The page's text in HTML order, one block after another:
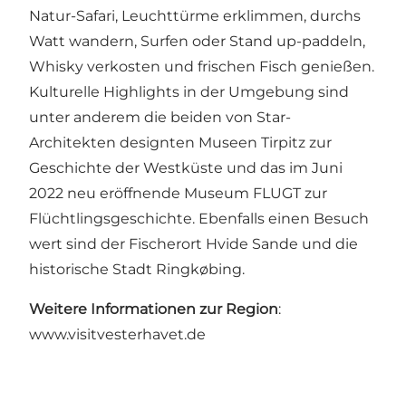
Natur-Safari, Leuchttürme erklimmen, durchs
Watt wandern, Surfen oder Stand up-paddeln,
Whisky verkosten und frischen Fisch genießen.
Kulturelle Highlights in der Umgebung sind
unter anderem die beiden von Star-
Architekten designten Museen Tirpitz zur
Geschichte der Westküste und das im Juni
2022 neu eröffnende Museum FLUGT zur
Flüchtlingsgeschichte. Ebenfalls einen Besuch
wert sind der Fischerort Hvide Sande und die
historische Stadt Ringkøbing.
Weitere Informationen zur Region:
www.visitvesterhavet.de